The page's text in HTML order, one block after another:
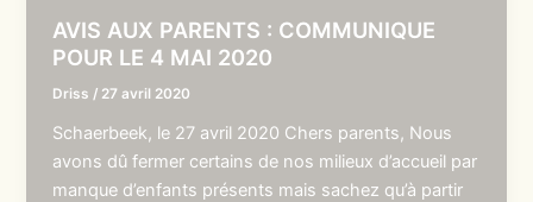
AVIS AUX PARENTS : COMMUNIQUE
POUR LE 4 MAI 2020
Driss / 27 avril 2020
Schaerbeek, le 27 avril 2020 Chers parents, Nous
avons dû fermer certains de nos milieux d’accueil par
manque d’enfants présents mais sachez qu’à partir